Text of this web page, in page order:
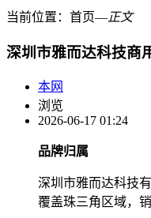
当前位置： 首页―正文
深圳市雅而达科技商
本网
浏览
2026-06-17 01:24
品牌归属
深圳市雅而达科技
覆盖珠三角区域，